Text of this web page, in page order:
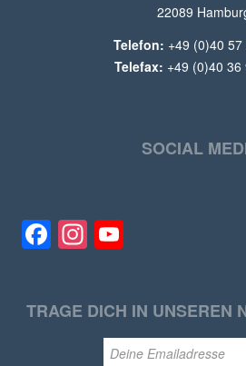
22089
Telefon: +49 (0)40
Telefax: +49 (0)40 36
SOCIAL
Facebook
Instagram
TRAGE DICH IN UNSEREN